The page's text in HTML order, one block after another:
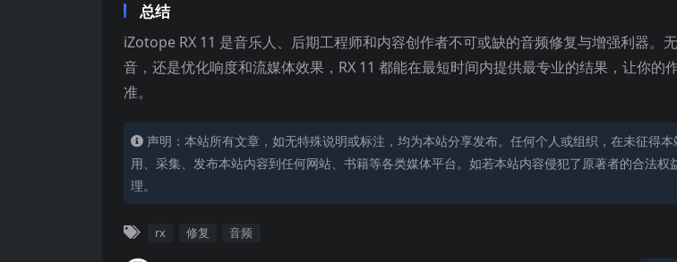
总结
iZotope RX 11 是音乐人、后期工程师和内容创作者不可或缺的音频修复与增强利器。
音，还是优化响度和流媒体效果，RX 11 都能在最短时间内提供最专业的结果，让你的
准。
声明：本站所有文章，如无特殊说明或标注，均为本站分享发布。任何个人或组织，在未征得
用、采集、发布本站内容到任何网站、书籍等各类媒体平台。如若本站内容侵犯了原著者的合法权
理。
rx 修复 音频